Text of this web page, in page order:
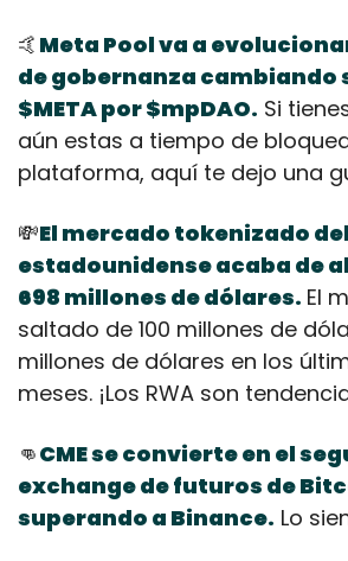
🤙 Meta Pool va a
de gobernanza cambiando
$META por $mpDAO. Si
aún estas a tiempo de
plataforma, aquí te dejo una
💸El mercado tokenizado
estadounidense acaba de
698 millones de dólares. El
saltado de 100 millones de
millones de dólares en los
meses. ¡Los RWA son
👊CME se convierte en el
exchange de futuros de
superando a Binance. Lo